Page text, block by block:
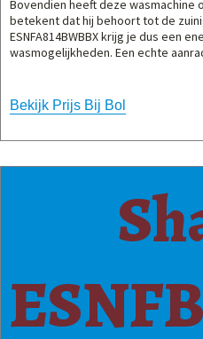
Bovendien heeft deze wasmachine
betekent dat hij behoort tot de
ESNFA814BWBBX krijg je dus een
wasmogelijkheden. Een echte
Bekijk Prijs Bij Bol